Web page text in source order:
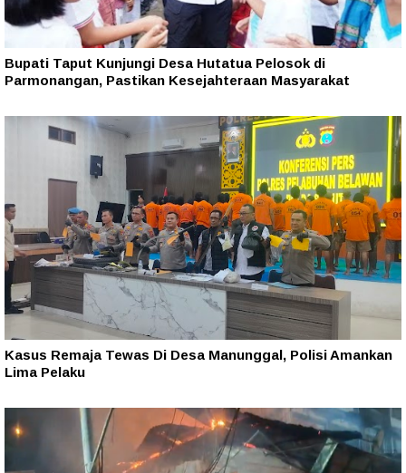
Bupati Taput Kunjungi Desa Hutatua Pelosok di
Parmonangan, Pastikan Kesejahteraan Masyarakat
Kasus Remaja Tewas Di Desa Manunggal, Polisi Amankan
Lima Pelaku